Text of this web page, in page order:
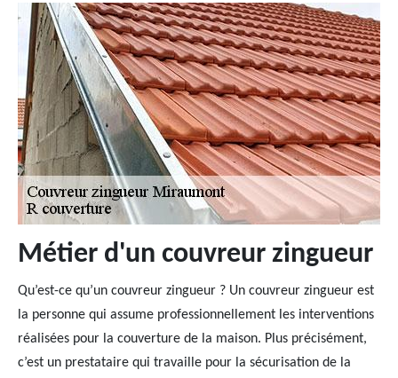
Métier d'un couvreur zingueur
Qu’est-ce qu’un couvreur zingueur ? Un couvreur zingueur est
la personne qui assume professionnellement les interventions
réalisées pour la couverture de la maison. Plus précisément,
c’est un prestataire qui travaille pour la sécurisation de la